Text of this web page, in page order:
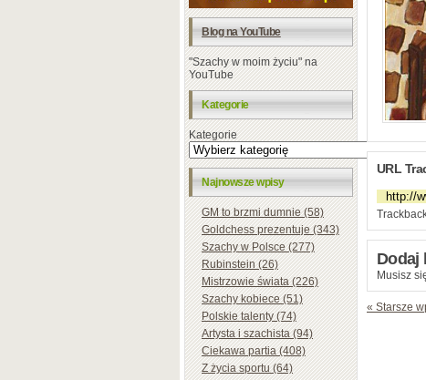
Blog na YouTube
"Szachy w moim życiu" na
YouTube
Kategorie
Kategorie
Najnowsze wpisy
GM to brzmi dumnie (58)
Goldchess prezentuje (343)
Szachy w Polsce (277)
Rubinstein (26)
Mistrzowie świata (226)
Szachy kobiece (51)
Polskie talenty (74)
Artysta i szachista (94)
Ciekawa partia (408)
Z życia sportu (64)
URL
Dodaj
Musisz
« Starsze